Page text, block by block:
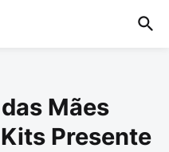
Mães
Presente